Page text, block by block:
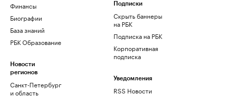
Финансы
Биографии
База знаний
РБК Образование
Новости
регионов
Санкт-Петербург
и область
Подписки
Скрыть баннеры
на РБК
Подписка на РБК
Корпоративная
подписка
Уведомления
RSS Новости